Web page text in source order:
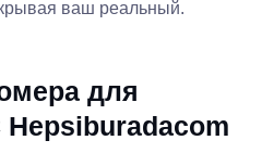
ваш реальный.
для